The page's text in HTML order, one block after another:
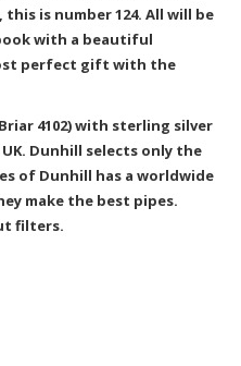
this is number 124. All will be
with a beautiful
perfect gift with the
4102) with sterling silver
Dunhill selects only the
of Dunhill has a worldwide
make the best pipes.
filters.